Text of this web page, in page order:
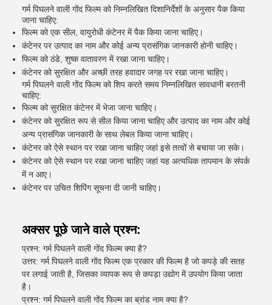
गर्म पिघलने वाली गोंद फिल्म को निम्नलिखित दिशानिर्देशों के अनुसार पैक किया
जाना चाहिए:
फिल्म को एक सील, वायुरोधी कंटेनर में पैक किया जाना चाहिए।
कंटेनर पर उत्पाद का नाम और कोई अन्य प्रासंगिक जानकारी होनी चाहिए।
फिल्म को ठंडे, शुष्क वातावरण में रखा जाना चाहिए।
कंटेनर को सुरक्षित और अच्छी तरह हवादार जगह पर रखा जाना चाहिए।
गर्म पिघलने वाली गोंद फिल्म को शिप करते समय निम्नलिखित सावधानी बरतनी
चाहिए:
फिल्म को सुरक्षित कंटेनर में भेजा जाना चाहिए।
कंटेनर को सुरक्षित रूप से सील किया जाना चाहिए और उत्पाद का नाम और कोई
अन्य प्रासंगिक जानकारी के साथ लेबल किया जाना चाहिए।
कंटेनर को ऐसे स्थान पर रखा जाना चाहिए जहां इसे तत्वों से बचाया जा सके।
कंटेनर को ऐसे स्थान पर रखा जाना चाहिए जहां यह अत्यधिक तापमान के संपर्क
में न आए।
कंटेनर पर उचित शिपिंग सूचना दी जानी चाहिए।
अक्सर पूछे जाने वाले प्रश्न:
प्रश्न: गर्म पिघलने वाली गोंद फिल्म क्या है?
उत्तर: गर्म पिघलने वाली गोंद फिल्म एक प्रकार की फिल्म है जो कपड़े की सतह
पर लगाई जाती है, जिसका व्यापक रूप से कपड़ा उद्योग में उपयोग किया जाता
है।
प्रश्न: गर्म पिघलने वाली गोंद फिल्म का ब्रांड नाम क्या है?